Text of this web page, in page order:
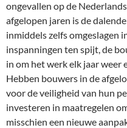
ongevallen op de
afgelopen jaren is de
inmiddels zelfs omgeslagen
inspanningen ten spijt, de
in om het werk elk jaar weer
Hebben bouwers in de
voor de veiligheid van hun
investeren in maatregelen
misschien een nieuwe